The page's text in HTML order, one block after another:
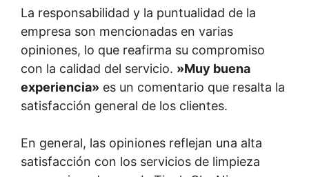
La responsabilidad y la puntualidad de la
empresa son mencionadas en varias
opiniones, lo que reafirma su compromiso
con la calidad del servicio. »Muy buena
experiencia» es un comentario que resalta la
satisfacción general de los clientes.
En general, las opiniones reflejan una alta
satisfacción con los servicios de limpieza